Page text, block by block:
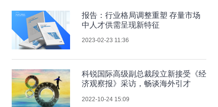
报告：行业格局调整重塑 存量市场
中人才供需呈现新特征
2023-02-23 11:36
科锐国际高级副总裁段立新接受《经
济观察报》采访，畅谈海外引才
2022-10-24 15:09